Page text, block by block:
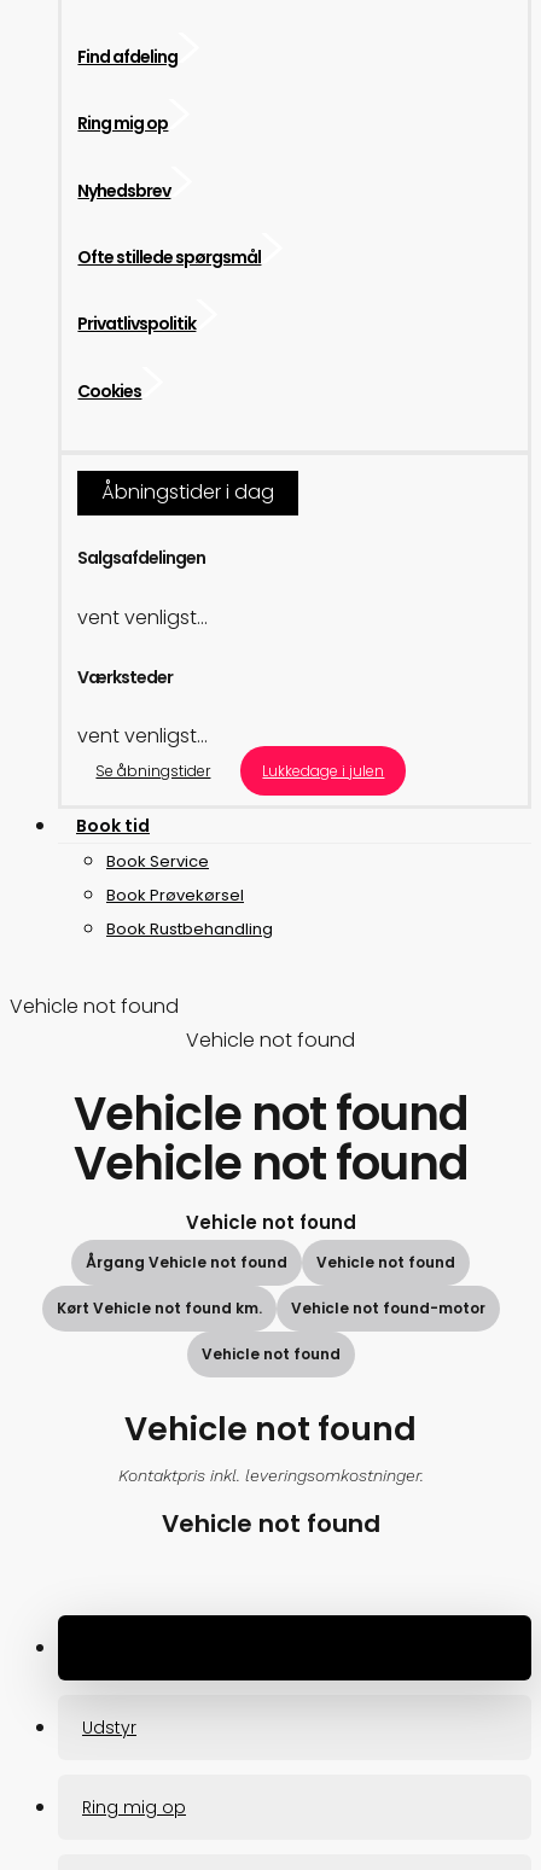
Find afdeling
Ring mig op
Nyhedsbrev
Ofte stillede spørgsmål
Privatlivspolitik
Cookies
Åbningstider i dag
Salgsafdelingen
vent venligst...
Værksteder
vent venligst...
Se åbningstider Lukkedage i julen
Book tid
Book Service
Book Prøvekørsel
Book Rustbehandling
Vehicle not found
Vehicle not found
Vehicle not found
Vehicle not found
Vehicle not found
Årgang Vehicle not found Vehicle not found
Kørt Vehicle not found km. Vehicle not found-motor
Vehicle not found
Vehicle not found
Kontaktpris inkl. leveringsomkostninger.
Vehicle not found
Udstyr
Ring mig op